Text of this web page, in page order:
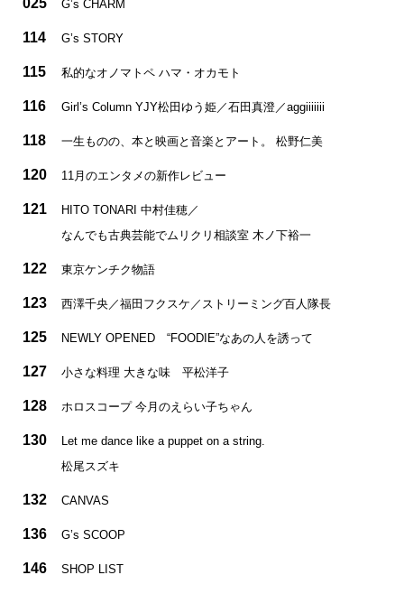
G’s CHARM
114 G’s STORY
115 私的なオノマトペ ハマ・オカモト
116 Girl’s Column YJY松田ゆう姫／石田真澄／aggiiiiiii
118 一生ものの、本と映画と音楽とアート。 松野仁美
120 11月のエンタメの新作レビュー
121
HITO TONARI 中村佳穂／
なんでも古典芸能でムリクリ相談室 木ノ下裕一
122 東京ケンチク物語
123 西澤千央／福田フクスケ／ストリーミング百人隊長
125 NEWLY OPENED “FOODIE”なあの人を誘って
127 小さな料理 大きな味 平松洋子
128 ホロスコープ 今月のえらい子ちゃん
130
Let me dance like a puppet on a string.
松尾スズキ
132 CANVAS
136 G’s SCOOP
146 SHOP LIST